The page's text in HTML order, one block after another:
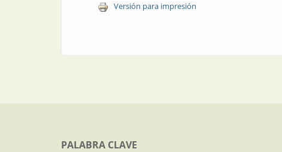
Versión para impresión
PALABRA CLAVE